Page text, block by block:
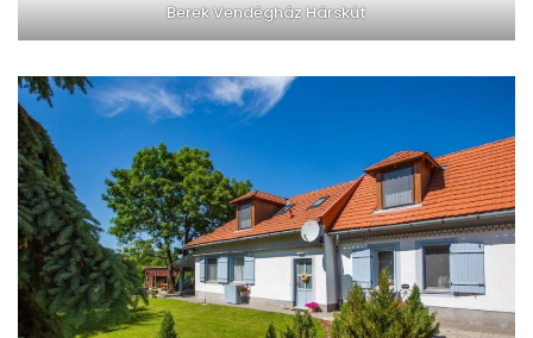
Berek Vendégház Hárskút